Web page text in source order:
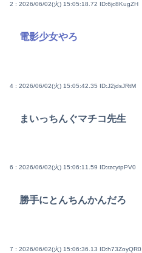
2 : 2026/06/02(火) 15:05:18.72 ID:6jc8KugZH
電影少女やろ
4 : 2026/06/02(火) 15:05:42.35 ID:J2jdsJRtM
まいっちんぐマチコ先生
6 : 2026/06/02(火) 15:06:11.59 ID:rzcytpPV0
勝手にとんちんかんだろ
7 : 2026/06/02(火) 15:06:36.13 ID:h73ZoyQR0